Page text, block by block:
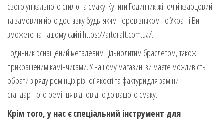
свого унікального стилю та смаку. Купити Годинник жіночій кварцовий
та замовити його доставку будь-яким перевізником по Україні Ви
зможете на нашому сайті https://artdraft.com.ua/.
Годинник оснащений металевим цільнолитим браслетом, також
прикрашеним камінчиками. У нашому магазині ви маєте можливість
обрати з ряду ремінців різної якості та фактури для заміни
стандартного ремінця відповідно до вашого смаку.
Крім того, у нас є спеціальний інструмент для